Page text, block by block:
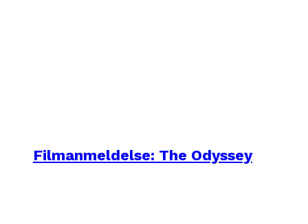
Filmanmeldelse: The Odyssey